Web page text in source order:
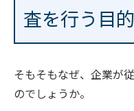
査を行う目的
そもそもなぜ、企業が
のでしょうか。